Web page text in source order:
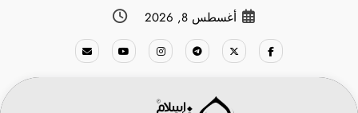
أغسطس 8, 2026